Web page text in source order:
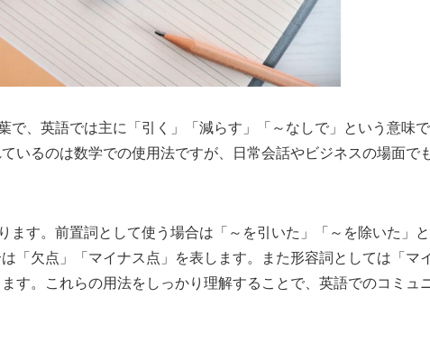
で、英語では主に「引く」「減らす」「～なしで」という意味
いるのは数学での使用法ですが、日常会話やビジネスの場面で
ます。前置詞として使う場合は「～を引いた」「～を除いた」
「欠点」「マイナス点」を表します。また形容詞としては「マ
す。これらの用法をしっかり理解することで、英語でのコミュ